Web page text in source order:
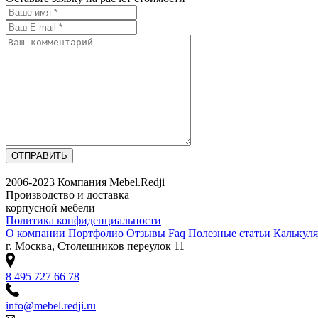
ОТПРАВИТЬ
2006-2023 Компания Mebel.Redji
Производство и доставка
корпусной мебели
Политика конфиденциальности
О компании Портфолио Отзывы Faq Полезные статьи
г. Москва, Столешников переулок 11
8 495 727 66 78
info@mebel.redji.ru